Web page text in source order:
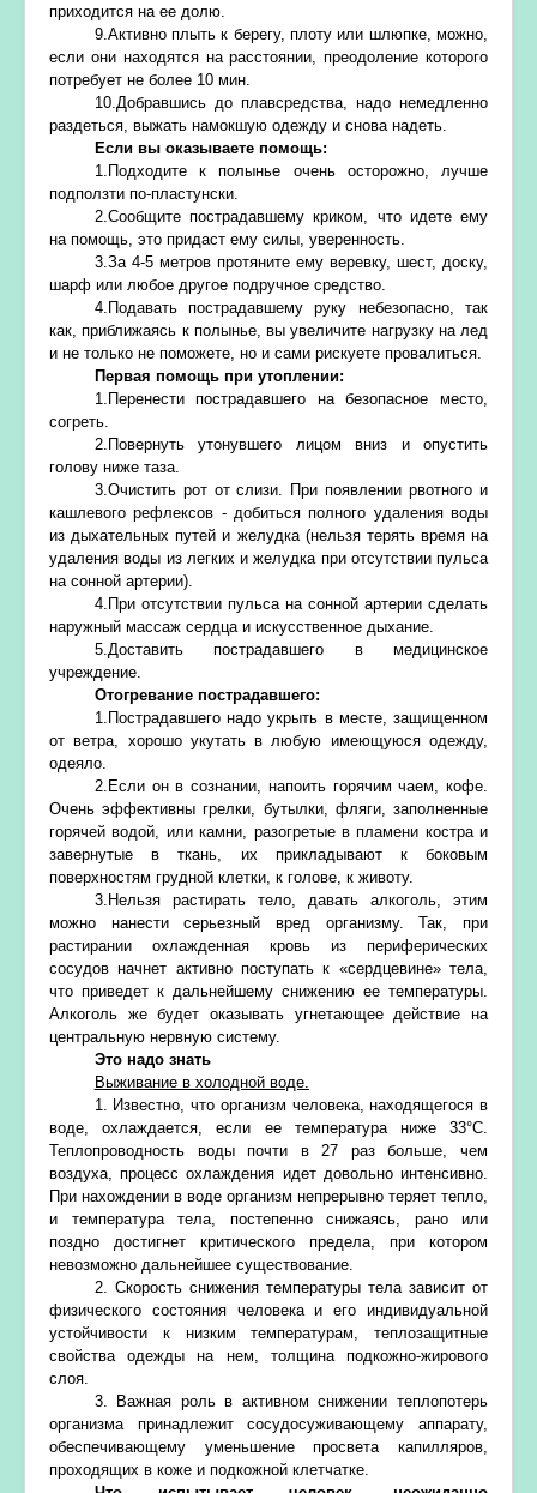
приходится на ее долю.
9.Активно плыть к берегу, плоту или шлюпке, можно,
если они находятся на расстоянии, преодоление которого
потребует не более 10 мин.
10.Добравшись до плавсредства, надо немедленно
раздеться, выжать намокшую одежду и снова надеть.
Если вы оказываете помощь:
1.Подходите к полынье очень осторожно, лучше
подползти по-пластунски.
2.Сообщите пострадавшему криком, что идете ему
на помощь, это придаст ему силы, уверенность.
3.За 4-5 метров протяните ему веревку, шест, доску,
шарф или любое другое подручное средство.
4.Подавать пострадавшему руку небезопасно, так
как, приближаясь к полынье, вы увеличите нагрузку на лед
и не только не поможете, но и сами рискуете провалиться.
Первая помощь при утоплении:
1.Перенести пострадавшего на безопасное место,
согреть.
2.Повернуть утонувшего лицом вниз и опустить
голову ниже таза.
3.Очистить рот от слизи. При появлении рвотного и
кашлевого рефлексов - добиться полного удаления воды
из дыхательных путей и желудка (нельзя терять время на
удаления воды из легких и желудка при отсутствии пульса
на сонной артерии).
4.При отсутствии пульса на сонной артерии сделать
наружный массаж сердца и искусственное дыхание.
5.Доставить пострадавшего в медицинское
учреждение.
Отогревание пострадавшего:
1.Пострадавшего надо укрыть в месте, защищенном
от ветра, хорошо укутать в любую имеющуюся одежду,
одеяло.
2.Если он в сознании, напоить горячим чаем, кофе.
Очень эффективны грелки, бутылки, фляги, заполненные
горячей водой, или камни, разогретые в пламени костра и
завернутые в ткань, их прикладывают к боковым
поверхностям грудной клетки, к голове, к животу.
3.Нельзя растирать тело, давать алкоголь, этим
можно нанести серьезный вред организму. Так, при
растирании охлажденная кровь из периферических
сосудов начнет активно поступать к «сердцевине» тела,
что приведет к дальнейшему снижению ее температуры.
Алкоголь же будет оказывать угнетающее действие на
центральную нервную систему.
Это надо знать
Выживание в холодной воде.
1. Известно, что организм человека, находящегося в
воде, охлаждается, если ее температура ниже 33°С.
Теплопроводность воды почти в 27 раз больше, чем
воздуха, процесс охлаждения идет довольно интенсивно.
При нахождении в воде организм непрерывно теряет тепло,
и температура тела, постепенно снижаясь, рано или
поздно достигнет критического предела, при котором
невозможно дальнейшее существование.
2. Скорость снижения температуры тела зависит от
физического состояния человека и его индивидуальной
устойчивости к низким температурам, теплозащитные
свойства одежды на нем, толщина подкожно-жирового
слоя.
3. Важная роль в активном снижении теплопотерь
организма принадлежит сосудосуживающему аппарату,
обеспечивающему уменьшение просвета капилляров,
проходящих в коже и подкожной клетчатке.